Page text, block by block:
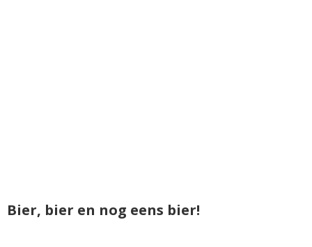
Bier, bier en nog eens bier!